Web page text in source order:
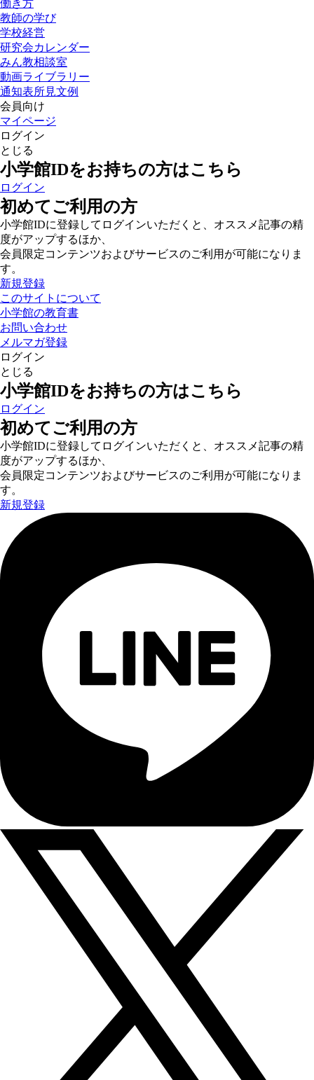
働き方
教師の学び
学校経営
研究会カレンダー
みん教相談室
動画ライブラリー
通知表所見文例
会員向け
マイページ
ログイン
とじる
小学館IDをお持ちの方はこちら
ログイン
初めてご利用の方
小学館IDに登録してログインいただくと、オススメ記事の精
度がアップするほか、
会員限定コンテンツおよびサービスのご利用が可能になりま
す。
新規登録
このサイトについて
小学館の教育書
お問い合わせ
メルマガ登録
ログイン
とじる
小学館IDをお持ちの方はこちら
ログイン
初めてご利用の方
小学館IDに登録してログインいただくと、オススメ記事の精
度がアップするほか、
会員限定コンテンツおよびサービスのご利用が可能になりま
す。
新規登録